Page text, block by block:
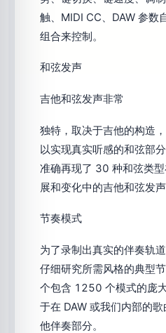
触、MIDI CC、DAW 参数
组合来控制。
和弦发声
吉他和弦发声非常
独特，取决于吉他的构造
以实现真实听感的和弦部
准确再现了 30 种和弦类
展和变化中的吉他和弦发声
节奏模式
为了录制出真实的伴奏轨
仔细研究所需风格的典型
个包含 1250 个模式的庞
于在 DAW 或我们内部的
他伴奏部分。